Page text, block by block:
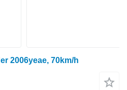
2006yeae, 70km/h